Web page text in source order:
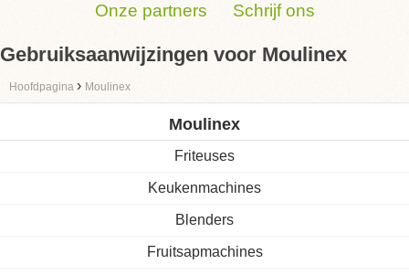
Onze partners
Schrijf ons
Gebruiksaanwijzingen voor Moulinex
Hoofdpagina › Moulinex
Moulinex
Friteuses
Keukenmachines
Blenders
Fruitsapmachines